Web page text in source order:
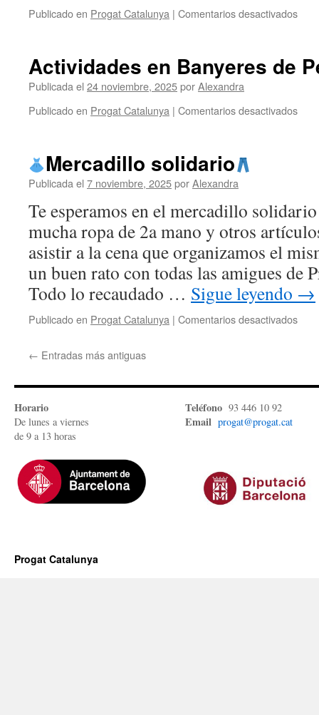
Publicado en Progat Catalunya | Comentarios desactivadosen
Actividades en Banyeres de
Publicada el 24 noviembre, 2025porAlexandra
Publicado en Progat Catalunya | Comentarios desactivadosen
Mercadillo solidario
Publicada el 7 noviembre, 2025porAlexandra
Te esperamos en el mercadillo
mucha ropa de 2a mano y otros
asistir a la cena que organizamos el
un buen rato con todas las amigues de
Todo lo recaudado … Sigue leyendo →
Publicado en Progat Catalunya | Comentarios desactivadosen
← Entradas más antiguas
Horario
De lunes a viernes
de 9 a 13 horas
Teléfono 93 446 10 92
Email progat@progat.cat
Progat Catalunya